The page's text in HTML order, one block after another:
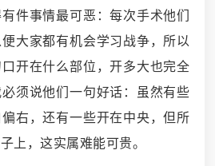
件事情最可恶：每次手术他们
大家都有机会学习战争，所以
开在什么部位，开多大也完全
须说他们一句好话：虽然有些
右，还有一些开在中央，但所
上，这实属难能可贵。